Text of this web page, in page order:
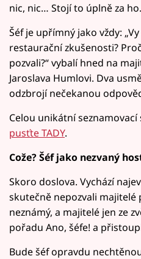
nic, nic… Stojí to úplně za
Šéf je upřímný jako vždy:
restaurační zkušenosti?
pozvali?“ vybalí hned na
Jaroslava Humlovi. Dva
odzbrojí nečekanou
Celou unikátní
pusťte TADY.
Cože? Šéf jako nezvaný
Skoro doslova. Vychází
skutečně nepozvali majitelé
neznámý, a majitelé jen ze
pořadu Ano, šéfe! a
Bude šéf opravdu